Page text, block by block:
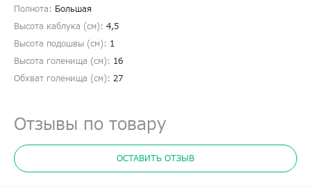
Полнота: Большая
Высота каблука (см): 4,5
Высота подошвы (см): 1
Высота голенища (cм): 16
Обхват голенища (cм): 27
Отзывы по товару
ОСТАВИТЬ ОТЗЫВ